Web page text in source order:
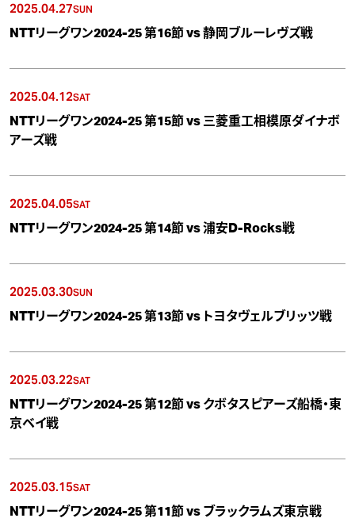
2025.04.27SUN
NTTリーグワン2024-25 第16節 vs 静岡ブルーレヴズ戦
2025.04.12SAT
NTTリーグワン2024-25 第15節 vs 三菱重工相模原ダイナボ
アーズ戦
2025.04.05SAT
NTTリーグワン2024-25 第14節 vs 浦安D-Rocks戦
2025.03.30SUN
NTTリーグワン2024-25 第13節 vs トヨタヴェルブリッツ戦
2025.03.22SAT
NTTリーグワン2024-25 第12節 vs クボタスピアーズ船橋・東
京ベイ戦
2025.03.15SAT
NTTリーグワン2024-25 第11節 vs ブラックラムズ東京戦